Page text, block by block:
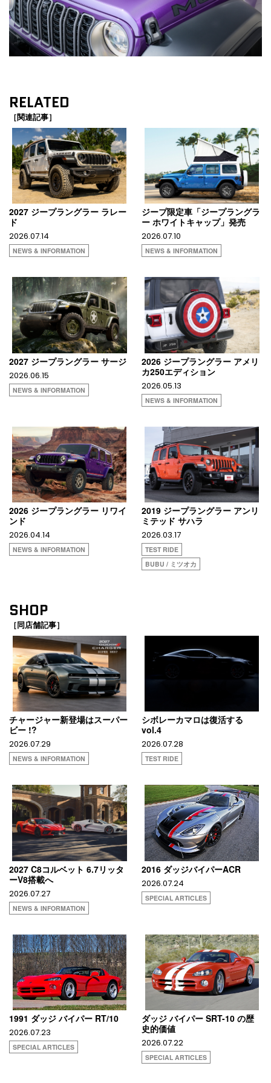
RELATED
［関連記事］
2027 ジープラングラー ラレー
ド
2026.07.14
NEWS & INFORMATION
ジープ限定車「ジープラングラ
ー ホワイトキャップ」発売
2026.07.10
NEWS & INFORMATION
2027 ジープラングラー サージ
2026.06.15
NEWS & INFORMATION
2026 ジープラングラー アメリ
カ250エディション
2026.05.13
NEWS & INFORMATION
2026 ジープラングラー リワイ
ンド
2026.04.14
NEWS & INFORMATION
2019 ジープラングラー アンリ
ミテッド サハラ
2026.03.17
TEST RIDE
BUBU / ミツオカ
SHOP
［同店舗記事］
チャージャー新登場はスーパー
ビー !?
2026.07.29
NEWS & INFORMATION
シボレーカマロは復活する
vol.4
2026.07.28
TEST RIDE
2027 C8コルベット 6.7リッタ
ーV8搭載へ
2026.07.27
NEWS & INFORMATION
2016 ダッジバイパーACR
2026.07.24
SPECIAL ARTICLES
1991 ダッジ バイパー RT/10
2026.07.23
SPECIAL ARTICLES
ダッジ バイパー SRT-10 の歴
史的価値
2026.07.22
SPECIAL ARTICLES